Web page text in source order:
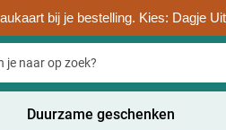
bij je bestelling. Kies: Dagje
Duurzame geschenken